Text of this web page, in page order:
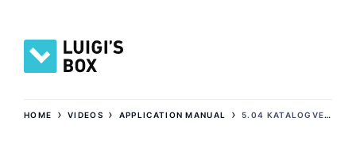
HOME ›VIDEOS › APPLICATION MANUAL ›5.04 KATALOGVERWALTUNG – KATALOGBROWSER